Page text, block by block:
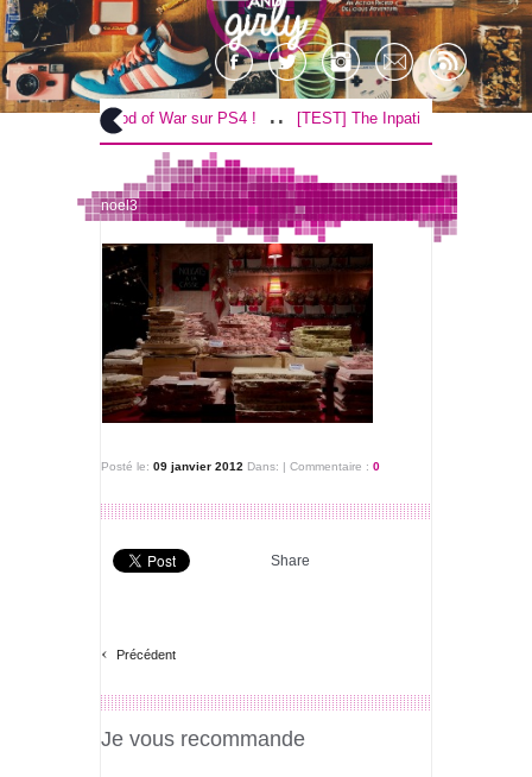
.. [TEST] God of War sur PS4 ! .. [TEST] The Inpatient sur PS4 / VR !
noel3
Posté le: 09 janvier 2012 Dans: | Commentaire : 0
Share
‹ Précédent
Je vous recommande